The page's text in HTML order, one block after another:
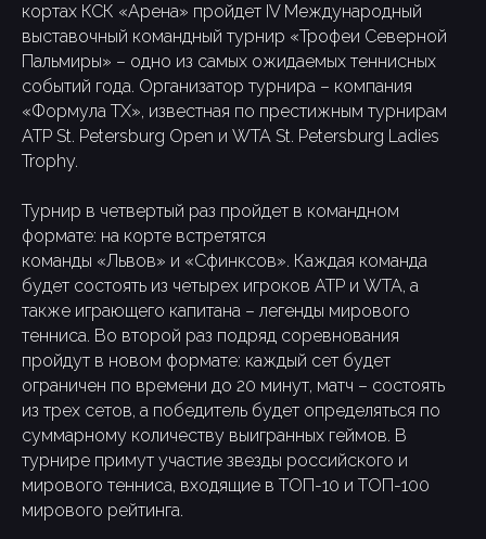
кортах КСК «Арена» пройдет IV Международный
выставочный командный турнир «Трофеи Северной
Пальмиры» – одно из самых ожидаемых теннисных
событий года. Организатор турнира – компания
«Формула ТХ», известная по престижным турнирам
ATP St. Petersburg Open и WTA St. Petersburg Ladies
Trophy.
Турнир в четвертый раз пройдет в командном
формате: на корте встретятся
команды «Львов» и «Сфинксов». Каждая команда
будет состоять из четырех игроков ATP и WTA, а
также играющего капитана – легенды мирового
тенниса. Во второй раз подряд соревнования
пройдут в новом формате: каждый сет будет
ограничен по времени до 20 минут, матч – состоять
из трех сетов, а победитель будет определяться по
суммарному количеству выигранных геймов. В
турнире примут участие звезды российского и
мирового тенниса, входящие в ТОП-10 и ТОП-100
мирового рейтинга.